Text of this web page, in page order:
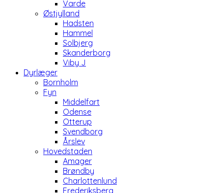
Varde
Østjylland
Hadsten
Hammel
Solbjerg
Skanderborg
Viby J
Dyrlæger
Bornholm
Fyn
Middelfart
Odense
Otterup
Svendborg
Årslev
Hovedstaden
Amager
Brøndby
Charlottenlund
Frederiksberg